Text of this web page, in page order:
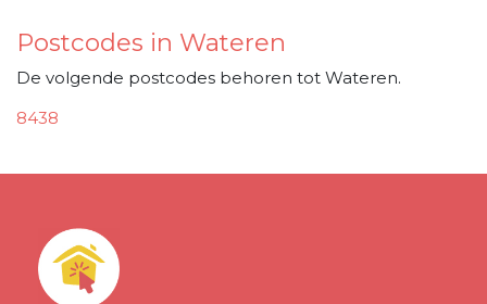
Postcodes in Wateren
De volgende postcodes behoren tot Wateren.
8438